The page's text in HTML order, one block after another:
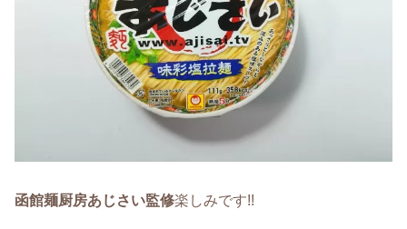
函館麺厨房あじさい監修楽しみです!!